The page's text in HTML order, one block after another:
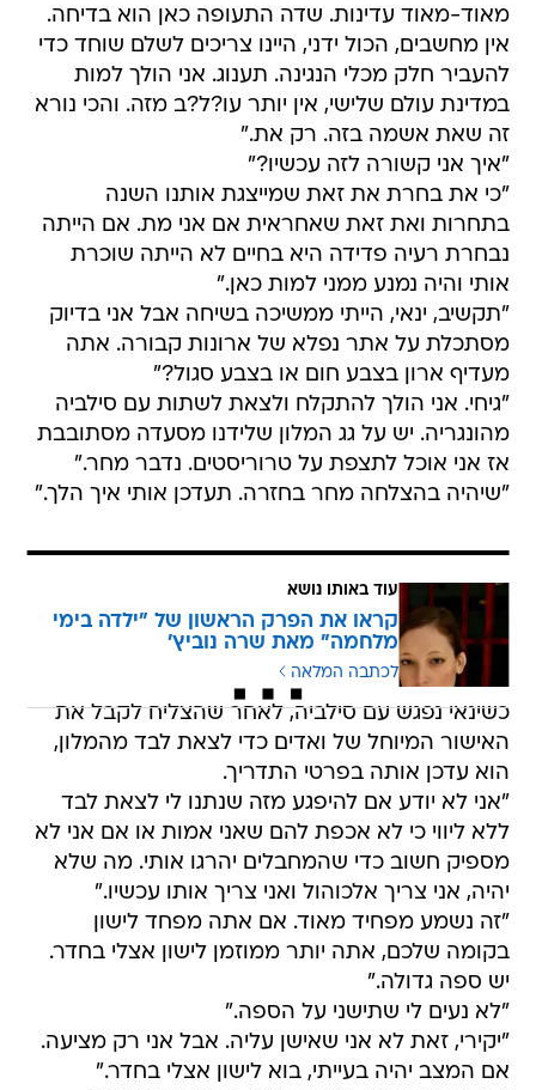
מאוד-מאוד עדינות. שדה התעופה כאן הוא בדיחה.
אין מחשבים, הכול ידני, היינו צריכים לשלם שוחד כדי
להעביר חלק מכלי הנגינה. תענוג. אני הולך למות
במדינת עולם שלישי, אין יותר עו?ל?ב מזה. והכי נורא
זה שאת אשמה בזה. רק את."
"איך אני קשורה לזה עכשיו?"
"כי את בחרת את זאת שמייצגת אותנו השנה
בתחרות ואת זאת שאחראית אם אני מת. אם הייתה
נבחרת רעיה פדידה היא בחיים לא הייתה שוכרת
אותי והיה נמנע ממני למות כאן."
"תקשיב, ינאי, הייתי ממשיכה בשיחה אבל אני בדיוק
מסתכלת על אתר נפלא של ארונות קבורה. אתה
מעדיף ארון בצבע חום או בצבע סגול?"
"גיחי. אני הולך להתקלח ולצאת לשתות עם סילביה
מהונגריה. יש על גג המלון שלידנו מסעדה מסתובבת
אז אני אוכל לתצפת על טרוריסטים. נדבר מחר."
"שיהיה בהצלחה מחר בחזרה. תעדכן אותי איך הלך."
עוד באותו נושא
קראו את הפרק הראשון של "ילדה בימי
מלחמה" מאת שרה נוביץ'
לכתבה המלאה
כשינאי נפגש עם סילביה, לאחר שהצליח לקבל את
האישור המיוחל של ואדים כדי לצאת לבד מהמלון,
הוא עדכן אותה בפרטי התדריך.
"אני לא יודע אם להיפגע מזה שנתנו לי לצאת לבד
ללא ליווי כי לא אכפת להם שאני אמות או אם אני לא
מספיק חשוב כדי שהמחבלים יהרגו אותי. מה שלא
יהיה, אני צריך אלכוהול ואני צריך אותו עכשיו."
"זה נשמע מפחיד מאוד. אם אתה מפחד לישון
בקומה שלכם, אתה יותר ממוזמן לישון אצלי בחדר.
יש ספה גדולה."
"לא נעים לי שתישני על הספה."
"יקירי, זאת לא אני שאישן עליה. אבל אני רק מציעה.
אם המצב יהיה בעייתי, בוא לישון אצלי בחדר."